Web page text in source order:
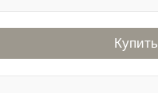
Купить